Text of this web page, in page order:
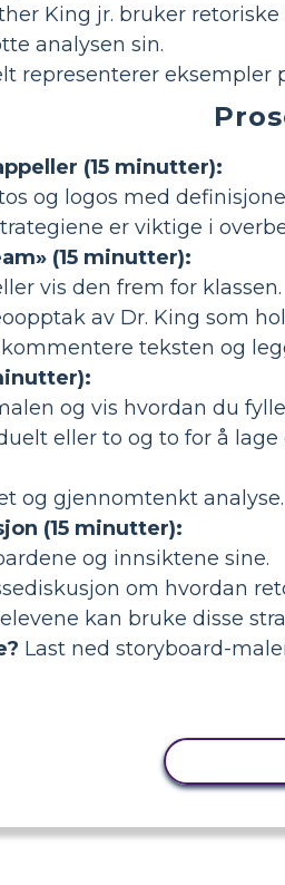
King jr. bruker retoriske
analysen sin.
representerer eksempler
(15 minutter):
og logos med
er viktige i
(15 minutter):
vis den frem for klassen.
av Dr. King som
teksten og
og vis hvordan du
eller to og to for å
og gjennomtenkt analyse.
(15 minutter):
og innsiktene sine.
om hvordan
kan bruke disse
Last ned storyboard-